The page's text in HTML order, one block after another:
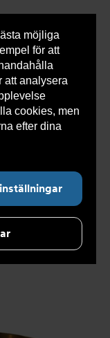
möjliga
för att
att analysera
cookies, men
efter dina
Snabborder
>
>
In- och